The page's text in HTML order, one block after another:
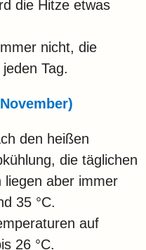
die Hitze etwas
nicht, die
Tag.
den heißen
die täglichen
liegen aber immer
35 °C.
auf
26 °C.